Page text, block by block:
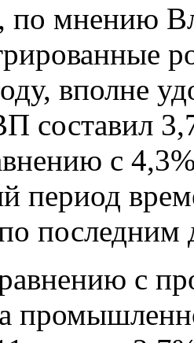
мнению
вполне
составил
с
период
последним
с